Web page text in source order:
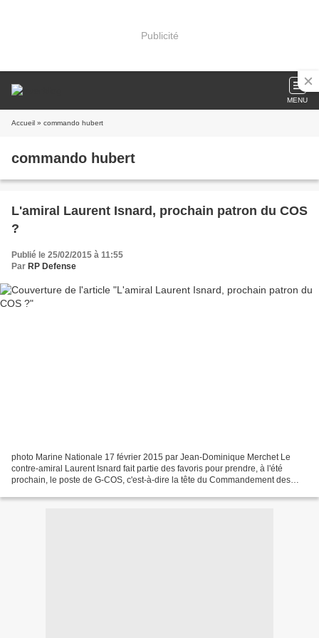
Publicité
MENU
Accueil » commando hubert
commando hubert
L'amiral Laurent Isnard, prochain patron du COS
?
Publié le 25/02/2015 à 11:55
Par RP Defense
photo Marine Nationale 17 février 2015 par Jean-Dominique Merchet Le
contre-amiral Laurent Isnard fait partie des favoris pour prendre, à l'été
prochain, le poste de G-COS, c'est-à-dire la tête du Commandement des